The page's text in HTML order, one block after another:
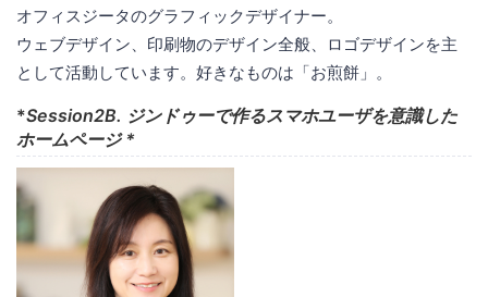
オフィスジータのグラフィックデザイナー。
ウェブデザイン、印刷物のデザイン全般、ロゴデザインを主
として活動しています。好きなものは「お煎餅」。
*Session2B. ジンドゥーで作るスマホユーザを意識した
ホームページ *